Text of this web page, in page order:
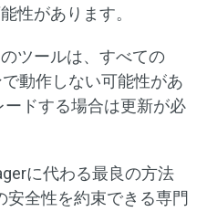
性があります。
ツールは、すべての
動作しない可能性があ
ードする場合は更新が必
に代わる最良の方法
全性を約束できる専門